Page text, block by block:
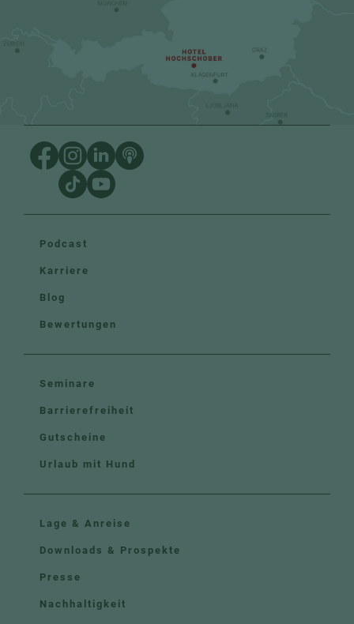
Podcast
Karriere
Blog
Bewertungen
Seminare
Barrierefreiheit
Gutscheine
Urlaub mit Hund
Lage & Anreise
Downloads & Prospekte
Presse
Nachhaltigkeit